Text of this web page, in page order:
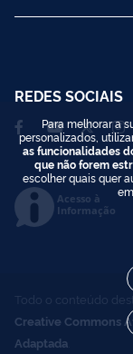
REDES SOCIAIS
Acesso à
Informação
Todo o conteúdo
Creative Commons
Adaptada
Para melhorar a
personalizados,
as funcionalidades
que não forem
escolher quais quer